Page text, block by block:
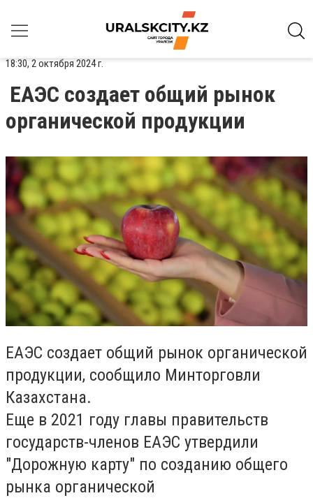
18:30, 2 октября 2024 г.
ЕАЭС создает общий рынок
органической продукции
ЕАЭС создает общий рынок органической
продукции, сообщило Минторговли
Казахстана.
Еще в 2021 году главы правительств
государств-членов ЕАЭС утвердили
"Дорожную карту" по созданию общего
рынка органической